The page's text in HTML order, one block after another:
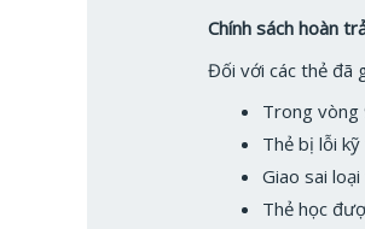
Chính sách hoàn
Đối với các thẻ đã
Trong vòng
Thẻ bị lỗi
Giao sai loại
Thẻ học